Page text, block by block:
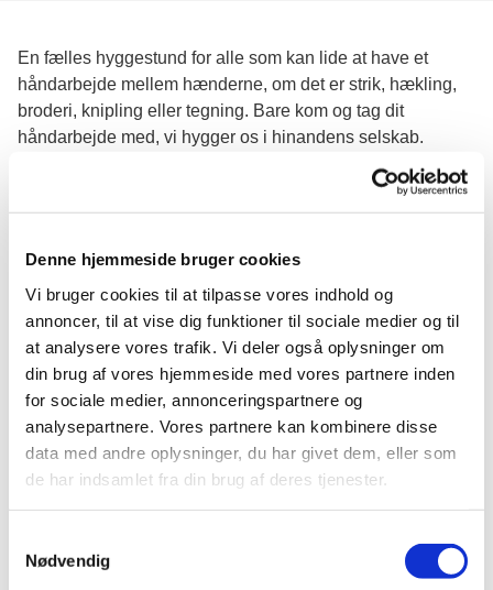
Denne hjemmeside bruger cookies
Vi bruger cookies til at tilpasse vores indhold og
annoncer, til at vise dig funktioner til sociale medier og til
at analysere vores trafik. Vi deler også oplysninger om
din brug af vores hjemmeside med vores partnere inden
for sociale medier, annonceringspartnere og
analysepartnere. Vores partnere kan kombinere disse
data med andre oplysninger, du har givet dem, eller som
de har indsamlet fra din brug af deres tjenester.
Nødvendig
En fælles hyggestund for alle som kan lide at have et
håndarbejde mellem hænderne, om det er strik, hækling,
broderi, knipling eller tegning. Bare kom og tag dit
håndarbejde med, vi hygger os i hinandens selskab.
Der er også mulighed for at strikke dåbsklude til kirken.